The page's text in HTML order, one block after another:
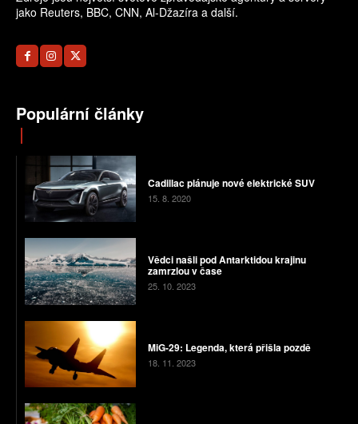
jako Reuters, BBC, CNN, Al-Džazíra a další.
Populární články
Cadillac plánuje nové elektrické SUV
15. 8. 2020
Vědci našli pod Antarktidou krajinu
zamrzlou v čase
25. 10. 2023
MiG-29: Legenda, která přišla pozdě
18. 11. 2023